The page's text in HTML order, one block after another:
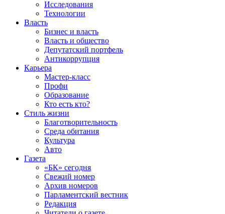
Исследования
Технологии
Власть
Бизнес и власть
Власть и общество
Депутатский портфель
Антикоррупция
Карьера
Мастер-класс
Профи
Образование
Кто есть кто?
Стиль жизни
Благотворительность
Среда обитания
Культура
Авто
Газета
«БК» сегодня
Свежий номер
Архив номеров
Парламентский вестник
Редакция